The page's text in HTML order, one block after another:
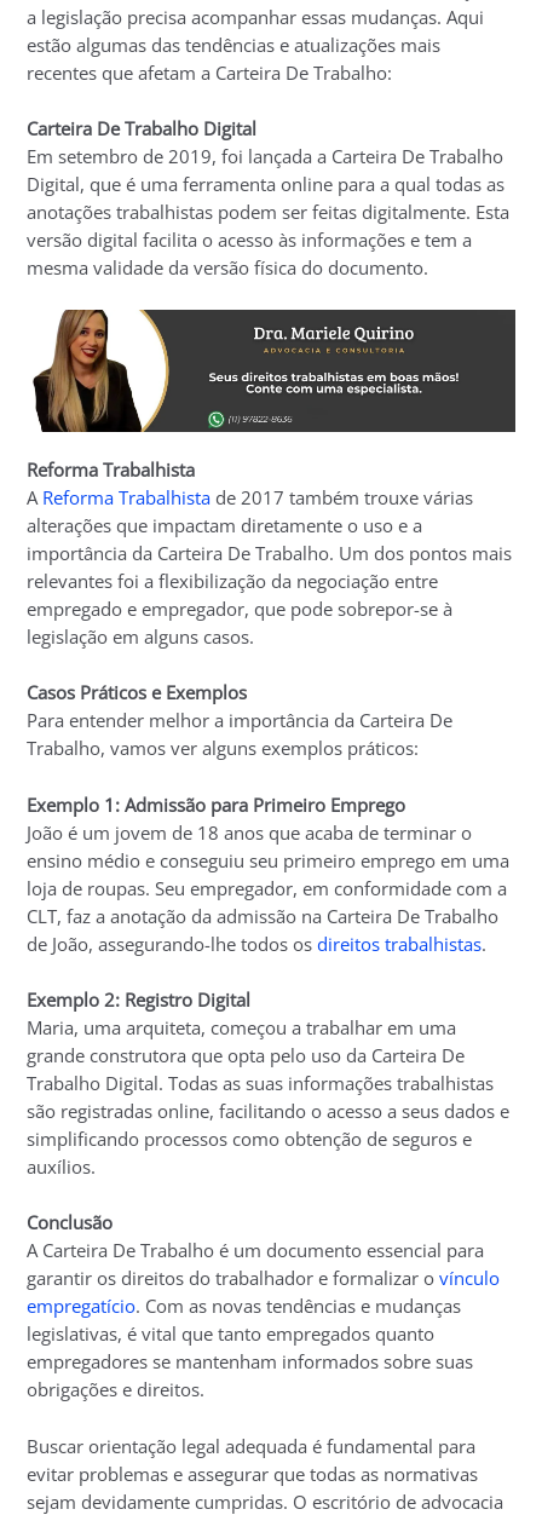
a legislação precisa acompanhar essas mudanças. Aqui
estão algumas das tendências e atualizações mais
recentes que afetam a Carteira De Trabalho:
Carteira De Trabalho Digital
Em setembro de 2019, foi lançada a Carteira De Trabalho
Digital, que é uma ferramenta online para a qual todas as
anotações trabalhistas podem ser feitas digitalmente. Esta
versão digital facilita o acesso às informações e tem a
mesma validade da versão física do documento.
Reforma Trabalhista
A Reforma Trabalhista de 2017 também trouxe várias
alterações que impactam diretamente o uso e a
importância da Carteira De Trabalho. Um dos pontos mais
relevantes foi a flexibilização da negociação entre
empregado e empregador, que pode sobrepor-se à
legislação em alguns casos.
Casos Práticos e Exemplos
Para entender melhor a importância da Carteira De
Trabalho, vamos ver alguns exemplos práticos:
Exemplo 1: Admissão para Primeiro Emprego
João é um jovem de 18 anos que acaba de terminar o
ensino médio e conseguiu seu primeiro emprego em uma
loja de roupas. Seu empregador, em conformidade com a
CLT, faz a anotação da admissão na Carteira De Trabalho
de João, assegurando-lhe todos osdireitos trabalhistas.
Exemplo 2: Registro Digital
Maria, uma arquiteta, começou a trabalhar em uma
grande construtora que opta pelo uso da Carteira De
Trabalho Digital. Todas as suas informações trabalhistas
são registradas online, facilitando o acesso a seus dados e
simplificando processos como obtenção de seguros e
auxílios.
Conclusão
A Carteira De Trabalho é um documento essencial para
garantir os direitos do trabalhador e formalizar ovínculo
empregatício. Com as novas tendências e mudanças
legislativas, é vital que tanto empregados quanto
empregadores se mantenham informados sobre suas
obrigações e direitos.
Buscar orientação legal adequada é fundamental para
evitar problemas e assegurar que todas as normativas
sejam devidamente cumpridas. O escritório de advocacia